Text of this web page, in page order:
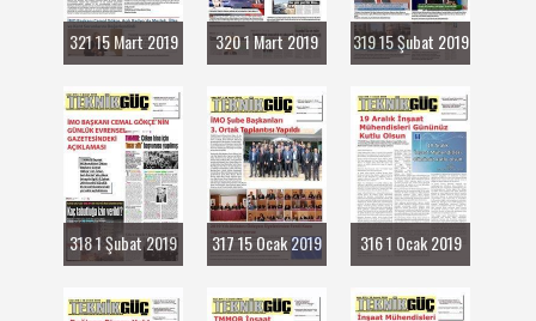
321 15 Mart 2019 320 1 Mart 2019 319 15 Şubat 2019
318 1 Şubat 2019 317 15 Ocak 2019 316 1 Ocak 2019